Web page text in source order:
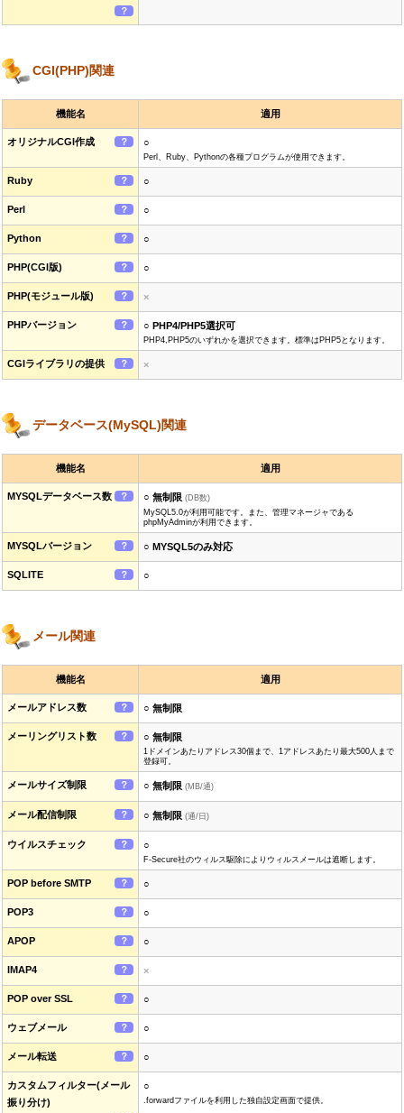
？
CGI(PHP)関連
機能名 適用
オリジナルCGI作成 ？ ○
Perl、Ruby、Pythonの各種プログラムが使用できます。
Ruby ？ ○
Perl ？ ○
Python ？ ○
PHP(CGI版) ？ ○
PHP(モジュール版) ？ ×
PHPバージョン ？ ○ PHP4/PHP5選択可
PHP4,PHP5のいずれかを選択できます。標準はPHP5となります。
CGIライブラリの提供 ？ ×
データベース(MySQL)関連
機能名 適用
MYSQLデータベース数 ？ ○ 無制限 (DB数)
MySQL5.0が利用可能です。また、管理マネージャである
phpMyAdminが利用できます。
MYSQLバージョン ？ ○ MYSQL5のみ対応
SQLITE ？ ○
メール関連
機能名 適用
メールアドレス数 ？ ○ 無制限
メーリングリスト数 ？ ○ 無制限
1ドメインあたりアドレス30個まで、1アドレスあたり最大500人まで
登録可。
メールサイズ制限 ？ ○ 無制限 (MB/通)
メール配信制限 ？ ○ 無制限 (通/日)
ウイルスチェック ？ ○
F-Secure社のウィルス駆除によりウィルスメールは遮断します。
POP before SMTP ？ ○
POP3 ？ ○
APOP ？ ○
IMAP4 ？ ×
POP over SSL ？ ○
ウェブメール ？ ○
メール転送 ？ ○
カスタムフィルター(メール
振り分け)
○
.forwardファイルを利用した独自設定画面で提供。